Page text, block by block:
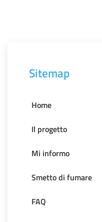
Sitemap
Home
Il progetto
Mi informo
Smetto di fumare
FAQ